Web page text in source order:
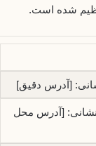
شده است.
[آدرس دقیق]
نشانی: [آدرس محل